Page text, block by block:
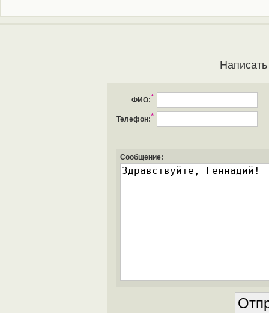
ФИО:*
Телефон:*
Сообщение: